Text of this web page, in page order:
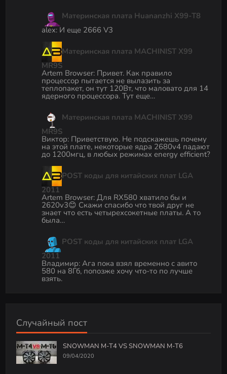
Материнская плата Huananzhi X99-T8
alex:И еще 2666 V3
Материнская плата MACHINIST X99
MR9S
Artem Browser: Привет. Как правило
процессор пытается не вылазить за
теплопакет, он тут 120Вт, что маловато для 14
ядерного процессора. Тут еще…
Материнская плата MACHINIST X99
MR9S
Виктор: Приветствую. Не подскажешь почему
на этой плате, некоторые ядра 2680v4 падают
до 1200мгц, в любых режимах energy efficient?
POST коды для китайских плат LGA
2011
Artem Browser:Для RX580 хватило бы и
2620v3😊 Скажи спасибо что твой друг не
знает что есть четырехсокетные платы. А то
была…
POST коды для китайских плат LGA
2011
Владимир:Ага пока взял временно с авито
580 на 8Гб, попозже хочу что-то по лучше
взять.
Случайный пост
SNOWMAN M-T4 VS SNOWMAN M-T6
09/04/2020